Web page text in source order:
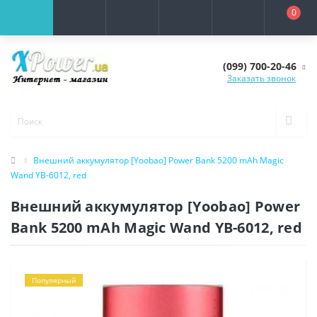
0
(099) 700-20-46
Заказать звонок
Внешний аккумулятор [Yoobao] Power Bank 5200 mAh Magic
Wand YB-6012, red
Внешний аккумулятор [Yoobao] Power
Bank 5200 mAh Magic Wand YB-6012, red
Популярный